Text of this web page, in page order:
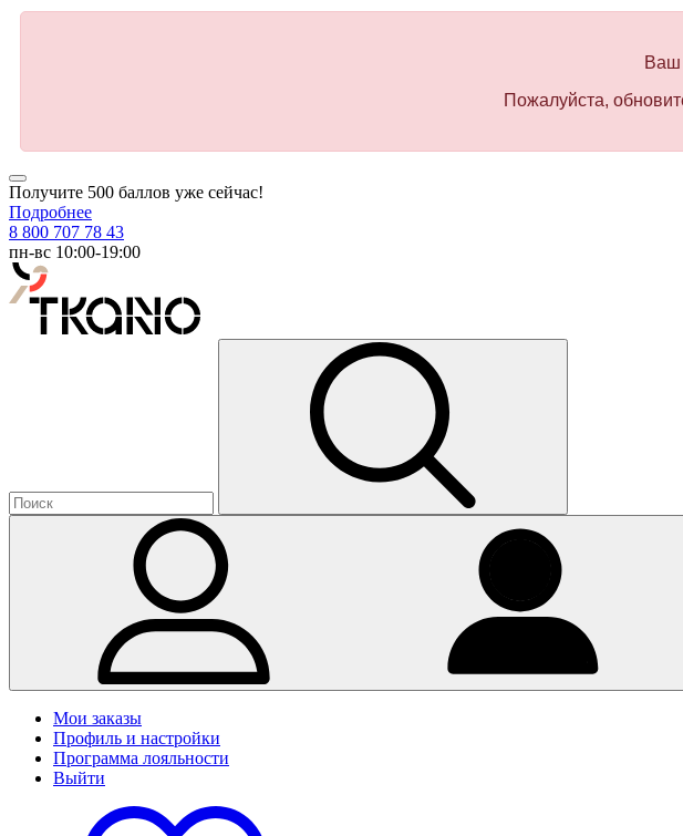
Ваш
Пожалуйста,
Получите 500 баллов уже сейчас!
Подробнее
8 800 707 78 43
пн-вс 10:00-19:00
Мои заказы
Профиль и настройки
Программа лояльности
Выйти